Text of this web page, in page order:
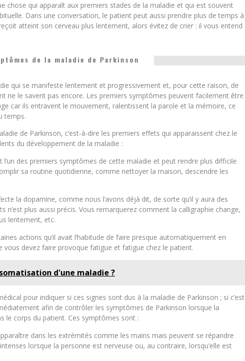
chose qui apparaît aux premiers stades de la maladie et qui est souvent
Dans une conversation, le patient peut aussi prendre plus de temps à
atteint son cerveau plus lentement, alors évitez de crier : il vous entend
de la maladie de Parkinson
qui se manifeste lentement et progressivement et, pour cette raison, de
ne le savent pas encore. Les premiers symptômes peuvent facilement être
car ils entravent le mouvement, ralentissent la parole et la mémoire, ce
temps.
de Parkinson, c’est-à-dire les premiers effets qui apparaissent chez le
du développement de la maladie :
l’un des premiers symptômes de cette maladie et peut rendre plus difficile
sa routine quotidienne, comme nettoyer la maison, descendre les
la dopamine, comme nous l’avons déjà dit, de sorte qu’il y aura des
n’est plus aussi précis. Vous remarquerez comment la calligraphie change,
lentement, etc.
actions qu’il avait l’habitude de faire presque automatiquement en
devez faire provoque fatigue et fatigue chez le patient.
d'une maladie ?
pour indiquer si ces signes sont dus à la maladie de Parkinson ; si c’est
afin de contrôler les symptômes de Parkinson lorsque la
le corps du patient. Ces symptômes sont :
dans les extrémités comme les mains mais peuvent se répandre
lorsque la personne est nerveuse ou, au contraire, lorsqu’elle est